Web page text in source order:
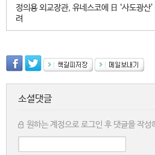
정의용 외교장관, 유네스코에 日 ‘사도광산
려
소셜댓글
원하는 계정으로 로그인 후 댓글을 작성